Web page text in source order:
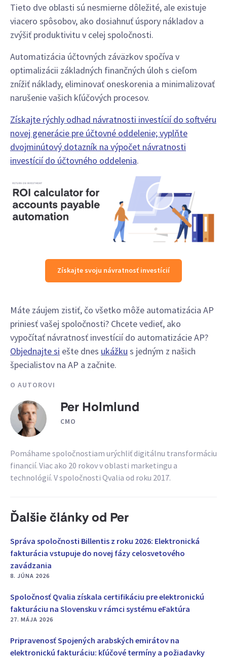
Tieto dve oblasti sú nesmierne dôležité, ale existuje
viacero spôsobov, ako dosiahnuť úspory nákladov a
zvýšiť produktivitu v celej spoločnosti.
Automatizácia účtovných záväzkov spočíva v
optimalizácii základných finančných úloh s cieľom
znížiť náklady, eliminovať oneskorenia a minimalizovať
narušenie vašich kľúčových procesov.
Získajte rýchly odhad návratnosti investícií do softvéru
novej generácie pre účtovné oddelenie; vyplňte
dvojminútový dotazník na výpočet návratnosti
investícií do účtovného oddelenia.
Získajte svoju návratnosť investícií
Máte záujem zistiť, čo všetko môže automatizácia AP
priniesť vašej spoločnosti? Chcete vedieť, ako
vypočítať návratnosť investícií do automatizácie AP?
Objednajte si ešte dnes ukážku s jedným z našich
špecialistov na AP a začnite.
O AUTOROVI
Per Holmlund
CMO
Pomáhame spoločnostiam urýchliť digitálnu transformáciu
financií. Viac ako 20 rokov v oblasti marketingu a
technológií. V spoločnosti Qvalia od roku 2017.
Ďalšie články od Per
Správa spoločnosti Billentis z roku 2026: Elektronická
fakturácia vstupuje do novej fázy celosvetového
zavádzania
8. JÚNA 2026
Spoločnosť Qvalia získala certifikáciu pre elektronickú
fakturáciu na Slovensku v rámci systému eFaktúra
27. MÁJA 2026
Pripravenosť Spojených arabských emirátov na
elektronickú fakturáciu: kľúčové termíny a požiadavky